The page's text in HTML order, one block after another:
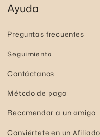
Ayuda
Preguntas frecuentes
Seguimiento
Contáctanos
Método de pago
Recomendar a un amigo
Conviértete en un Afiliado